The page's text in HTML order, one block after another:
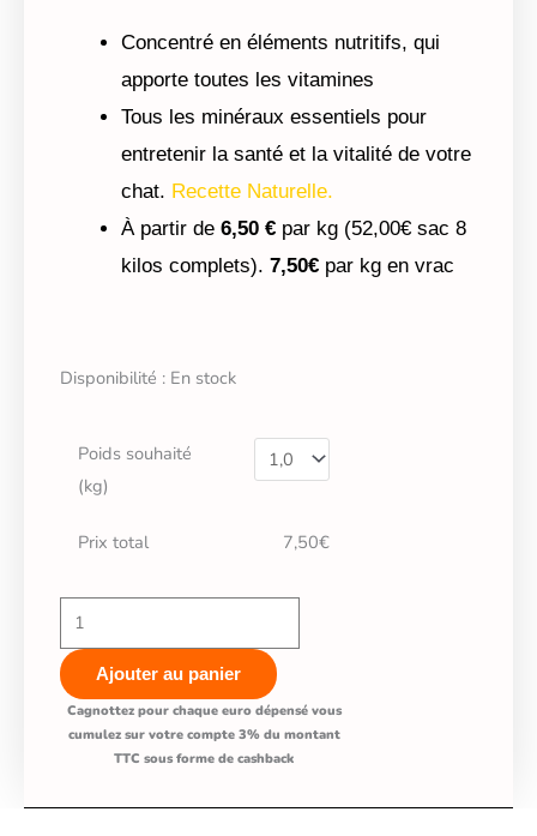
Concentré en éléments nutritifs, qui
apporte toutes les vitamines
Tous les minéraux essentiels pour
entretenir la santé et la vitalité de votre
chat. Recette Naturelle.
À partir de 6,50 € par kg (52,00€ sac 8
kilos complets). 7,50€ par kg en vrac
Disponibilité : En stock
Poids souhaité
(kg)
Prix total 7,50€
quantité
Recette
artisanale
Carteret©
Poulet
Riz
🍙-
Pour
Ajouter au panier
Cagnottez pour chaque euro dépensé vous
cumulez sur votre compte 3% du montant
TTC sous forme de cashback